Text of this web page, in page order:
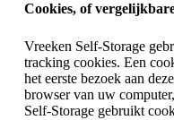
Cookies, of
Vreeken Self-Storage
tracking cookies. Een
het eerste bezoek aan
browser van uw
Self-Storage gebruikt